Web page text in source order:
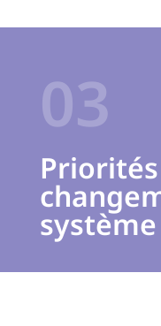
03
système